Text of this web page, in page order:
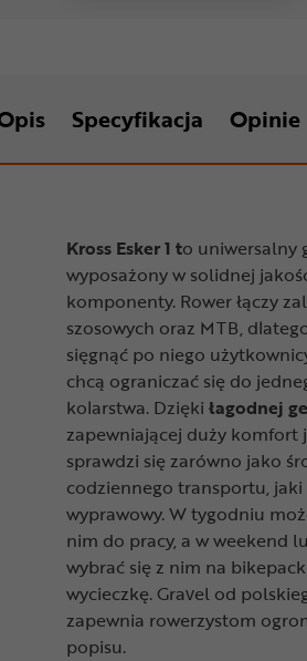
Specyfikacja Opinie
Kross Esker 1 to uniwersalny
wyposażony w solidnej
komponenty. Rower łączy
szosowych oraz MTB,
sięgnąć po niego
chcą ograniczać się do
kolarstwa. Dzięki łagodnej
zapewniającej duży komfort
sprawdzi się zarówno jako
codziennego transportu,
wyprawowy. W tygodniu
nim do pracy, a w weekend
wybrać się z nim na
wycieczkę. Gravel od
zapewnia rowerzystom
popisu.